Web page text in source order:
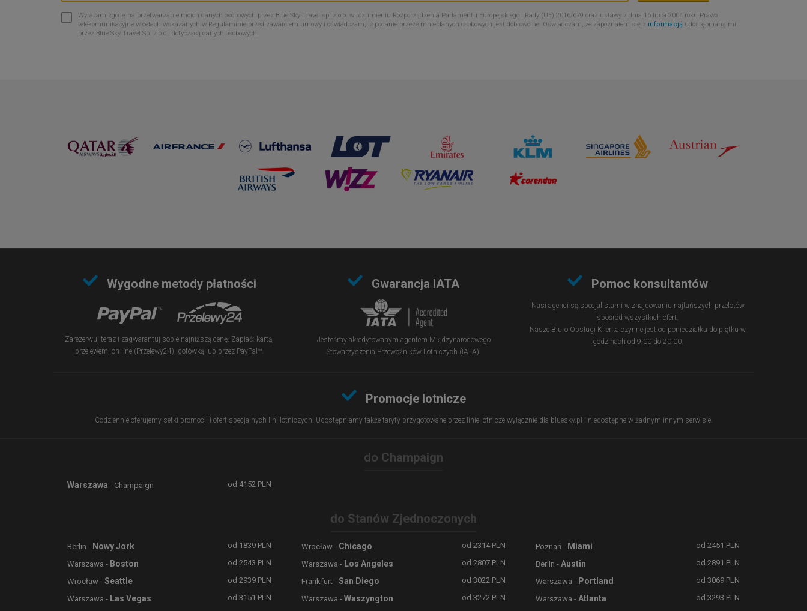
Wyrażam zgodę na przetwarzanie moich danych osobowych przez Blue Sky Travel sp. z o.o. w rozumieniu Rozporządzenia Parlamentu Europejskiego i Rady (UE) 2016/679 oraz ustawy z dnia 16 lipca 2004 roku Prawo
telekomunikacyjne w celach wskazanych w Regulaminie przed zawarciem umowy i oświadczam, iż podanie przeze mnie danych osobowych jest dobrowolne. Oświadczam, że zapoznałem się z informacją udostępnianą mi
przez Blue Sky Travel Sp. z o.o., dotyczącą danych osobowych.
Wygodne metody płatności
Zarezerwuj teraz i zagwarantuj sobie najniższą cenę. Zapłać: kartą,
przelewem, on-line (Przelewy24), gotówką lub przez PayPal™.
Gwarancja IATA
Jesteśmy akredytowanym agentem Międzynarodowego
Stowarzyszenia Przewoźników Lotniczych (IATA).
Pomoc konsultantów
Nasi agenci są specjalistami w znajdowaniu najtańszych przelotów
spośród wszystkich ofert.
Nasze Biuro Obsługi Klienta czynne jest od poniedziałku do piątku w
godzinach od 9:00 do 20:00.
Promocje lotnicze
Codziennie oferujemy setki promocji i ofert specjalnych lini lotniczych. Udostępniamy także taryfy przygotowane przez linie lotnicze wyłącznie dla bluesky.pl i niedostępne w żadnym innym serwisie.
do Champaign
Warszawa - Champaign od 4152 PLN
do Stanów Zjednoczonych
Berlin - Nowy Jork od 1839 PLN Wrocław - Chicago od 2314PLN Poznań - Miami od 2451 PLN
Warszawa - Boston od 2543 PLN Warszawa - Los Angeles od 2807 PLN Berlin - Austin od 2891 PLN
Wrocław - Seattle od 2939 PLN Frankfurt - San Diego od 3022 PLN Warszawa - Portland od 3069 PLN
Warszawa - Las Vegas od 3151 PLN Warszawa - Waszyngton od 3272 PLN Warszawa - Atlanta od 3293 PLN